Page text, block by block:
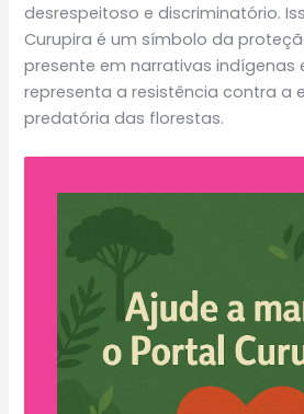
desrespeitoso e discriminatório.
Curupira é um símbolo da
presente em narrativas indígenas
representa a resistência contra a
predatória das florestas.